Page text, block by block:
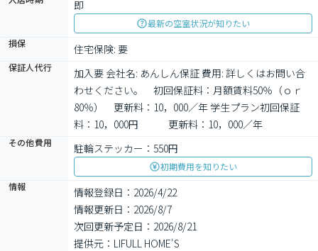
即
最新の空室状況が知りたい
損保
住宅保険: 要
保証人代行
加入要 会社名: あんしん保証 費用: 詳しくはお問い合
わせください。　初回保証料：月額賃料50％（ｏｒ
80％）　更新料：10，000／年 学生プラン初回保証
料：10，000円　　　更新料：10，000／年
その他費用 駐輪ステッカー：550円
初期費用を知りたい
情報
情報登録日：2026/4/22
情報更新日：2026/8/7
次回更新予定日：2026/8/21
提供元：LIFULL HOME'S